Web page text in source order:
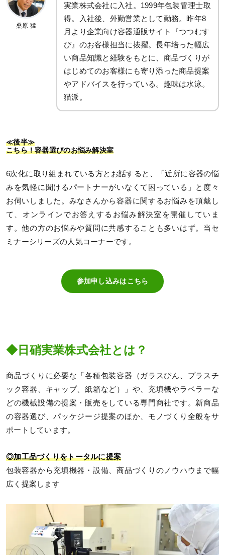
桑原 猛
実業株式会社に入社。1999年包装管理士取
得。入社後、外勤営業として勤務。昨年8
月より企業向け容器通販サイト『つつむす
び』のお客様担当に抜擢。長年培った幅広
い商品知識と経験をもとに、商品づくりが
はじめてのお客様にも寄り添った商品提案
やアドバイスを行っている。趣味は水泳。
猫派。
≪後半≫
こちら！容器選びのお悩み解決室
6次化に取り組まれている方とお話すると、「近所に容器の悩
みを気軽に聞けるパートナーがいなくて困っている」と度々
お伺いしました。みなさんから容器に関するお悩みを頂戴し
て、オンラインでお答えするお悩み解決室を開催していま
す。他の方のお悩みや質問に共感することも多いはず。当セ
ミナーシリーズの人気コーナーです。
参加申し込みはこちら
◆日硝実業株式会社とは？
商品づくりに必要な「各種包装容器（ガラスびん、プラスチ
ック容器、キャップ、紙箱など）」や、充填機やラベラーな
どの機械設備の提案・販売をしている専門商社です。新商品
の容器選び、パッケジージ提案のほか、モノづくり全般をサ
ポートしています。
◎加工品づくりをトータルに提案
包装容器から充填機器・設備、商品づくりのノウハウまで幅
広く提案します